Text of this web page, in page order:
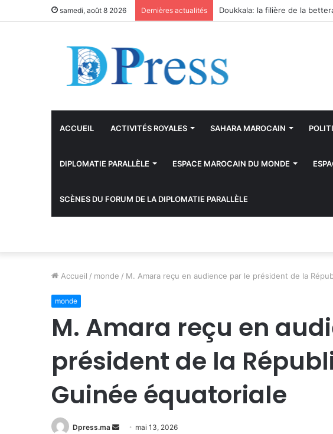
samedi, août 8 2026 Dernières actualités
ACCUEIL ACTIVITÉS ROYALES SAHARA MAROCAIN
DIPLOMATIE PARALLÈLE ESPACE MAROCAIN DU MONDE
SCÈNES DU FORUM DE LA DIPLOMATIE PARALLÈLE
Accueil / monde / M. Amara reçu en audience par le président de la
monde
M. Amara reçu en
président de la
Guinée équatoriale
Dpress.ma
Envoyermai 13, 2026